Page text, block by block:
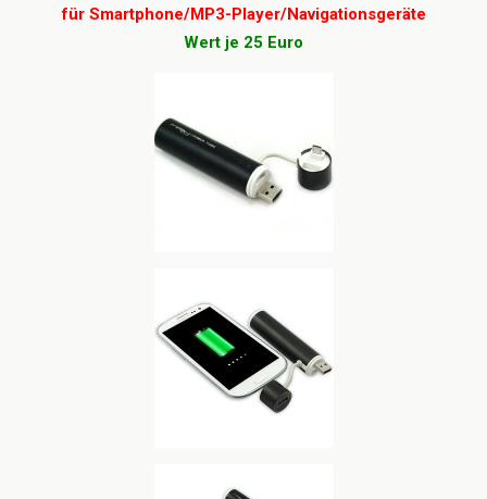
für Smartphone/MP3-Player/Navigationsgeräte
Wert je 25 Euro